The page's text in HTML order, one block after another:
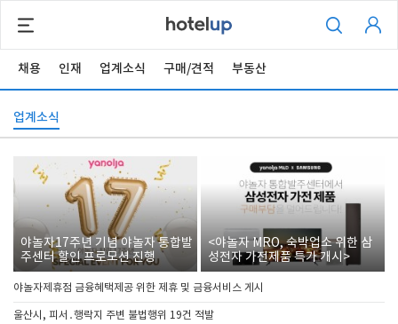
채용 인재 업계소식 구매/견적 부동산
업계소식
야놀자17주년 기념 야놀자 통합발
주센터 할인 프로모션 진행
<야놀자 MRO, 숙박업소 위한 삼
성전자 가전제품 특가 개시>
야놀자제휴점 금융혜택제공 위한 제휴 및 금융서비스 게시
울산시, 피서․행락지 주변 불법행위 19건 적발